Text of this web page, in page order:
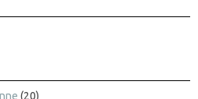
(20)